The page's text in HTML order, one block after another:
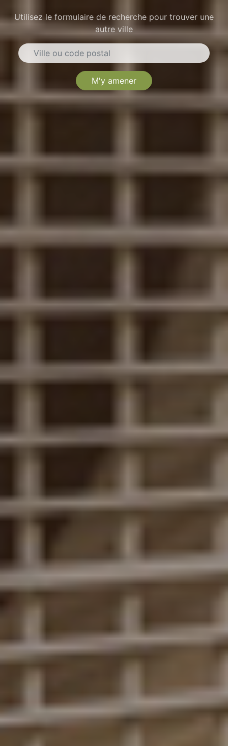
Utilisez le formulaire de recherche pour trouver une
autre ville
M'y amener